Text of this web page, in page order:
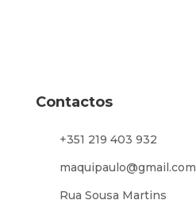
Contactos
+351 219 403 932
maquipaulo@gmail.com
Rua Sousa Martins